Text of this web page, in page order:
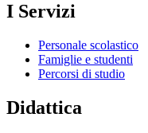
I Servizi
Personale scolastico
Famiglie e studenti
Percorsi di studio
Didattica